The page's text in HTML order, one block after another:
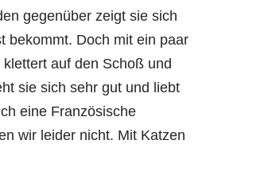
gegenüber zeigt sie sich
bekommt. Doch mit ein paar
auf den Schoß und
sie sich sehr gut und liebt
eine Französische
wir leider nicht. Mit Katzen